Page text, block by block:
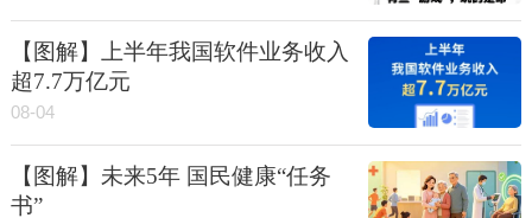
【图解】上半年我国软件业务收入
超7.7万亿元
08-04
【图解】未来5年 国民健康“任务
书”